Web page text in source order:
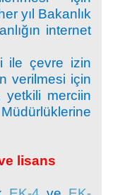
yıl Bakanlık
internet
ile çevre izin
verilmesi için
yetkili merciin
lisans